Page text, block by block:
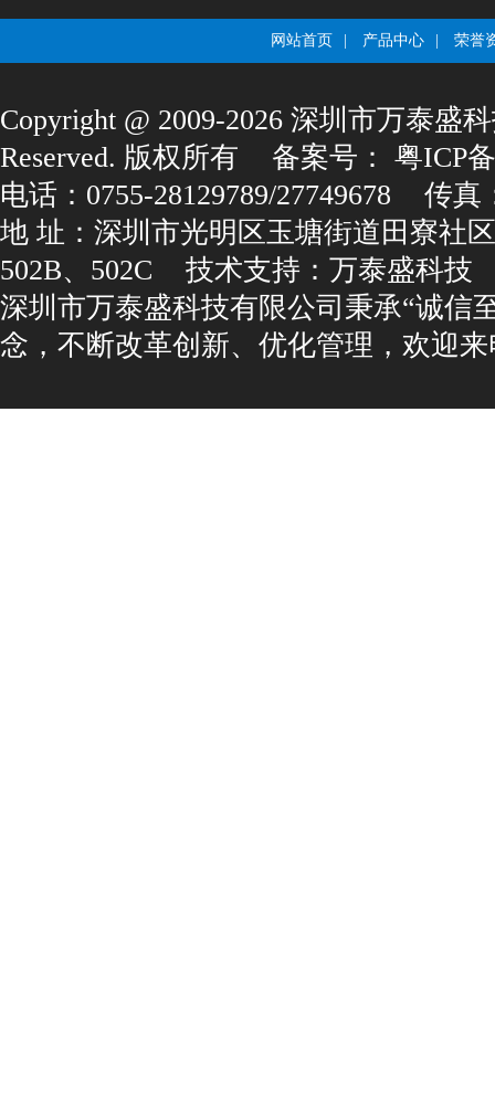
网站首页 产品中心 荣誉
Copyright@2009-2026深圳市万泰盛
Reserved.版权所有
备案号：
粤ICP
电话：0755-28129789/27749678
传真
地址：深圳市光明区玉塘街道田寮社
502B、502C
技术支持： 万泰盛科技
深圳市万泰盛科技有限公司秉承“诚信
念，不断改革创新、优化管理，欢迎